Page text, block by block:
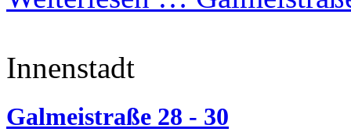
Innenstadt
Galmeistraße 28 - 30